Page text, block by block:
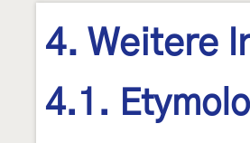
4. Weitere
4.1.